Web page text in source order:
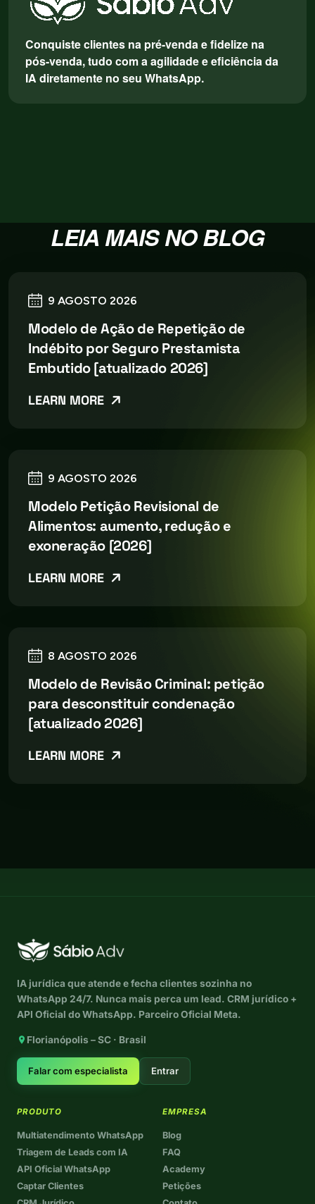
Conquiste clientes na pré-venda e fidelize na
pós-venda, tudo com a agilidade e eficiência da
IA diretamente no seu WhatsApp.
LEIA MAIS NO BLOG
9 AGOSTO 2026
Modelo de Ação de Repetição de
Indébito por Seguro Prestamista
Embutido [atualizado 2026]
LEARN MORE
9 AGOSTO 2026
Modelo Petição Revisional de
Alimentos: aumento, redução e
exoneração [2026]
LEARN MORE
8 AGOSTO 2026
Modelo de Revisão Criminal: petição
para desconstituir condenação
[atualizado 2026]
LEARN MORE
IA jurídica que atende e fecha clientes sozinha no
WhatsApp 24/7. Nunca mais perca um lead. CRM jurídico +
API Oficial do WhatsApp. Parceiro Oficial Meta.
Florianópolis – SC · Brasil
Falar com especialista Entrar
PRODUTO
Multiatendimento WhatsApp
Triagem de Leads com IA
API Oficial WhatsApp
Captar Clientes
EMPRESA
Blog
FAQ
Academy
Petições